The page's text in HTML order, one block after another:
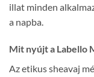
illat minden
a napba.
Mit nyújt a Labello
Az etikus sheavaj